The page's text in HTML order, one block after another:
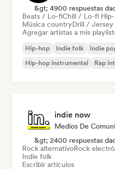
&gt; 4900 respuestas
Beats / Lo-fiChill / Lo-fi
Música countryDrill / Jersey
Agregar artistas a mis
Hip-hop Indie folk Indie
Hip-hop instrumental
Rap
indie now
Medios De
&gt; 2400 respuestas
Rock alternativoRock
Indie folk
Escribir artículos